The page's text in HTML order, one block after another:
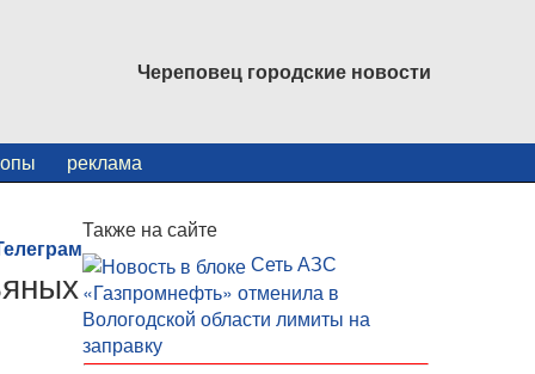
Череповец городские новости
реклама
Также на сайте
Сеть АЗС
«Газпромнефть» отменила в
Вологодской области лимиты на
заправку